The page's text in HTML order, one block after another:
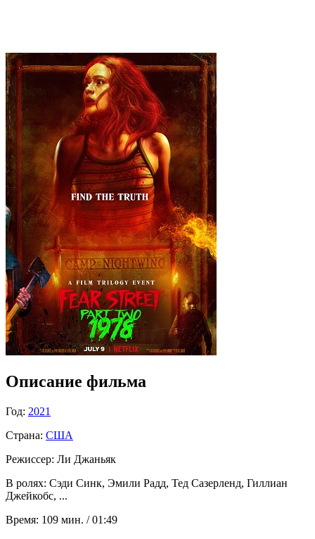
Описание фильма
Год: 2021
Страна: США
Режиссер: Ли Джаньяк
В ролях: Сэди Синк, Эмили Радд, Тед Сазерленд, Гиллиан
Джейкобс, ...
Время: 109 мин. / 01:49